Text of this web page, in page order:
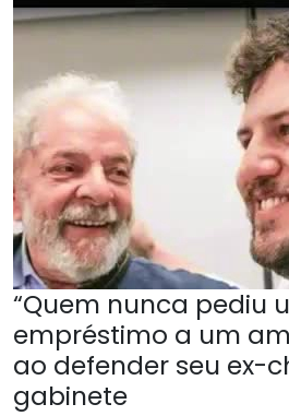
“Quem nunca pediu
empréstimo a um
ao defender seu ex-
gabinete